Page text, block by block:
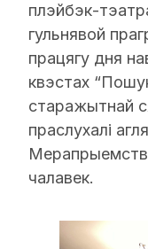
плэйбэк-
гульнявой
працягу дня
квэстах
старажытнай
праслухалі
чалавек.